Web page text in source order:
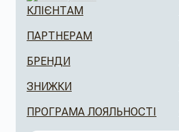
КЛІЄНТАМ
ПАРТНЕРАМ
БРЕНДИ
ЗНИЖКИ
ПРОГРАМА ЛОЯЛЬНОСТІ